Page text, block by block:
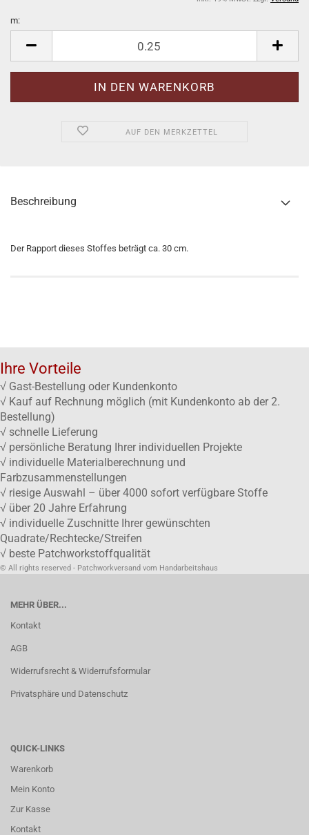
m:
AUF DEN MERKZETTEL
Beschreibung
Der Rapport dieses Stoffes beträgt ca. 30 cm.
Ihre Vorteile
√ Gast-Bestellung oder Kundenkonto
√ Kauf auf Rechnung möglich (mit Kundenkonto ab der 2.
Bestellung)
√ schnelle Lieferung
√ persönliche Beratung Ihrer individuellen Projekte
√ individuelle Materialberechnung und
Farbzusammenstellungen
√ riesige Auswahl – über 4000 sofort verfügbare Stoffe
√ über 20 Jahre Erfahrung
√ individuelle Zuschnitte Ihrer gewünschten
Quadrate/Rechtecke/Streifen
√ beste Patchworkstoffqualität
© All rights reserved - Patchworkversand vom Handarbeitshaus
MEHR ÜBER...
Kontakt
AGB
Widerrufsrecht & Widerrufsformular
Privatsphäre und Datenschutz
QUICK-LINKS
Warenkorb
Mein Konto
Zur Kasse
Kontakt